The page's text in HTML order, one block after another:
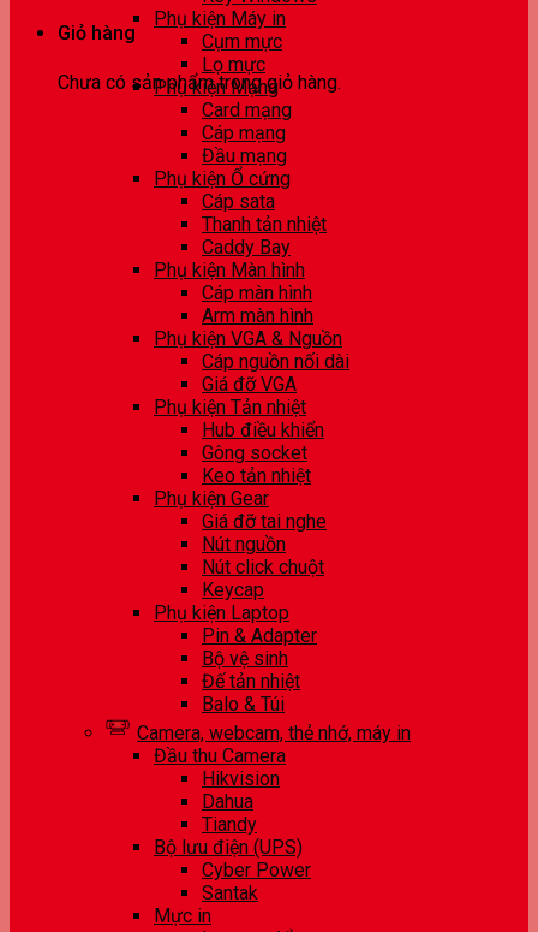
Giỏ hàng
Chưa có sản phẩm trong giỏ hàng.
Phụ kiện Máy in
Cụm mực
Lọ mực
Phụ kiện Mạng
Card mạng
Cáp mạng
Đầu mạng
Phụ kiện Ổ cứng
Cáp sata
Thanh tản nhiệt
Caddy Bay
Phụ kiện Màn hình
Cáp màn hình
Arm màn hình
Phụ kiện VGA & Nguồn
Cáp nguồn nối dài
Giá đỡ VGA
Phụ kiện Tản nhiệt
Hub điều khiển
Gông socket
Keo tản nhiệt
Phụ kiện Gear
Giá đỡ tai nghe
Nút nguồn
Nút click chuột
Keycap
Phụ kiện Laptop
Pin & Adapter
Bộ vệ sinh
Đế tản nhiệt
Balo & Túi
Camera, webcam, thẻ nhớ, máy in
Đầu thu Camera
Hikvision
Dahua
Tiandy
Bộ lưu điện (UPS)
Cyber Power
Santak
Mực in